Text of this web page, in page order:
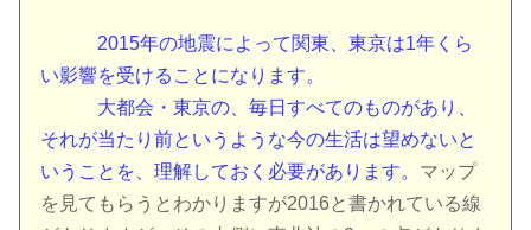
2015年の地震によって関東、東京は1年くら
い影響を受けることになります。
大都会・東京の、毎日すべてのものがあり、
それが当たり前というような今の生活は望めないと
いうことを、理解しておく必要があります。 マップ
を見てもらうとわかりますが2016と書かれている線